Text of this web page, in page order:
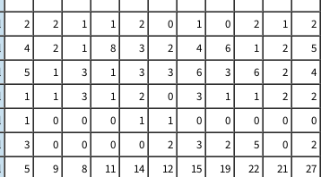
2 2 1 1 2 0 1 0 2 1 2
4 2 1 8 3 2 4 6 1 2 5
5 1 3 1 3 3 6 3 6 2 4
1 1 3 1 2 0 3 1 1 2 2
1 0 0 0 1 1 0 0 0 0 0
3 0 0 0 0 2 3 2 5 0 2
5 9 8 11 14 12 15 19 22 21 27